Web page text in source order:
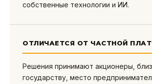
собственные технологии и ИИ.
ОТЛИЧАЕТСЯ ОТ ЧАСТНОЙ
Решения принимают акционеры,
государству, место